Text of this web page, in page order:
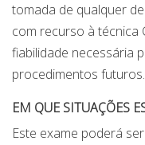
tomada de qualquer
com recurso à técnica
fiabilidade necessária
procedimentos futuros.
EM QUE SITUAÇÕES
Este exame poderá